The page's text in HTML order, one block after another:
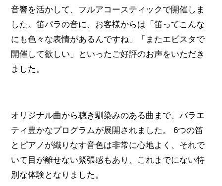
音響を活かして、フルアコースティックで開催しま
した。笛パラの音に、お客様からは「笛ってこんな
にも色々な表情があるんですね」「またエビスタで
開催して欲しい」といったご好評のお声をいただき
ました。
オリジナル曲から聴き馴染みのある曲まで、バラエ
ティ豊かなプログラムが展開されました。 6つの笛
とピアノが織りなす音色は非常に心地よく、それで
いて目が離せない緊張感もあり、これまでにない特
別な体験となりました。